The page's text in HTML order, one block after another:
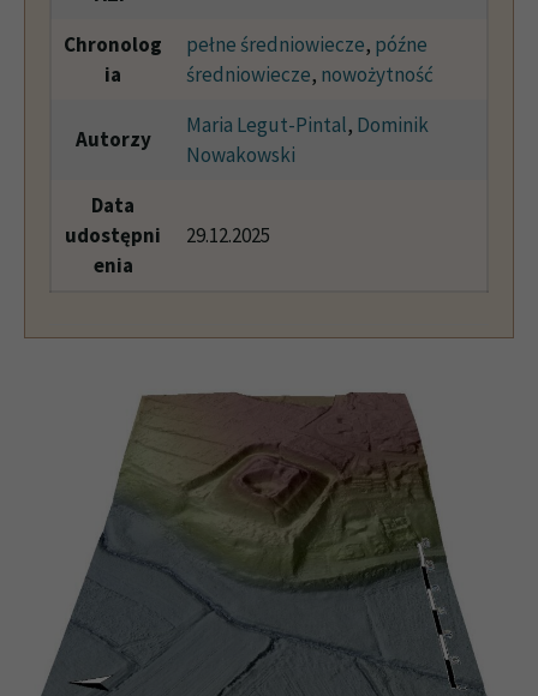
Chronolog
ia
pełne średniowiecze, późne
średniowiecze, nowożytność
Autorzy
Maria Legut-Pintal, Dominik
Nowakowski
Data
udostępni
enia
29.12.2025